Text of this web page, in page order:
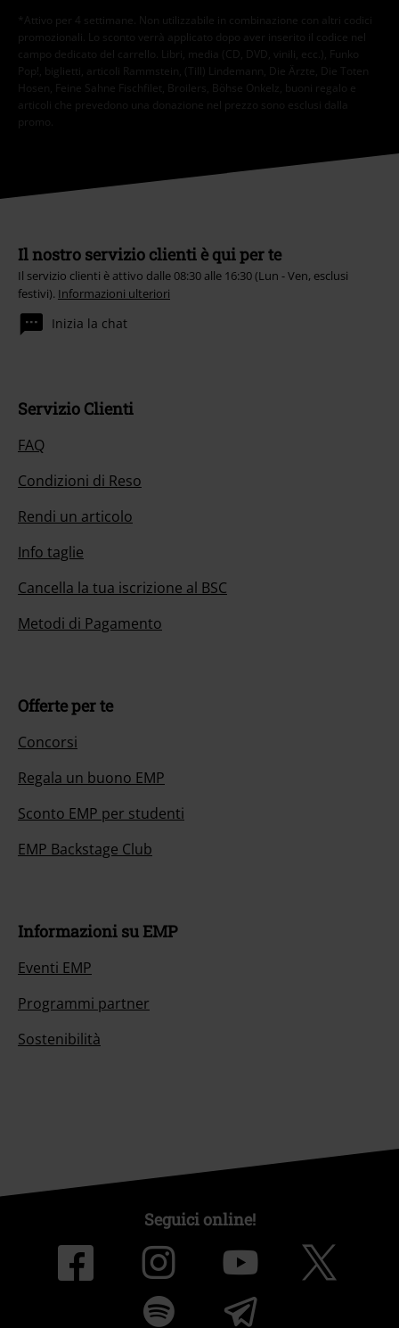
*Attivo per 4 settimane. Non utilizzabile in combinazione con altri codici
promozionali. Lo sconto verrà applicato dopo aver inserito il codice nel
campo dedicato del carrello. Libri, media (CD, DVD, vinili, ecc.), Funko
Pop!, biglietti, articoli Rammstein, (Till) Lindemann, Die Ärzte, Die Toten
Hosen, Feine Sahne Fischfilet, Broilers, Böhse Onkelz, buoni regalo e
articoli che prevedono una donazione nel prezzo sono esclusi dalla
promo.
Il nostro servizio clienti è qui per te
Il servizio clienti è attivo dalle 08:30 alle 16:30 (Lun - Ven, esclusi
festivi). Informazioni ulteriori
Inizia la chat
Servizio Clienti
FAQ
Condizioni di Reso
Rendi un articolo
Info taglie
Cancella la tua iscrizione al BSC
Metodi di Pagamento
Offerte per te
Concorsi
Regala un buono EMP
Sconto EMP per studenti
EMP Backstage Club
Informazioni su EMP
Eventi EMP
Programmi partner
Sostenibilità
Seguici online!